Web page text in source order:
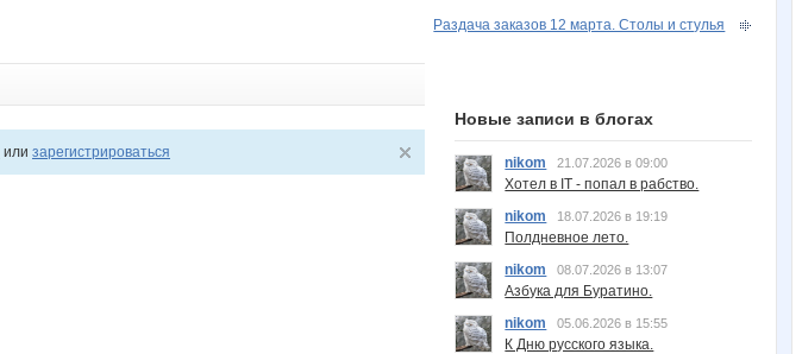
Раздача заказов 12 марта. Столы и стулья
или зарегистрироваться
Новые записи в блогах
nikom 21.07.2026 в 09:00
Хотел в IT - попал в рабство.
nikom
18.07.2026 в 19:19
Полдневное лето.
nikom
08.07.2026 в 13:07
Азбука для Буратино.
nikom
05.06.2026 в 15:55
К Дню русского языка.